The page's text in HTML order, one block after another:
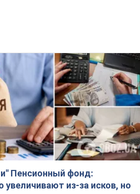
Пенсионный фонд:
из-за исков, но